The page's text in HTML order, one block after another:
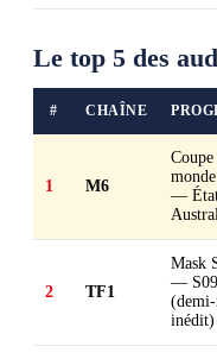
Le top 5 des
# CHAÎNE
1 M6
—
2 TF1
Mask
—
inédit)